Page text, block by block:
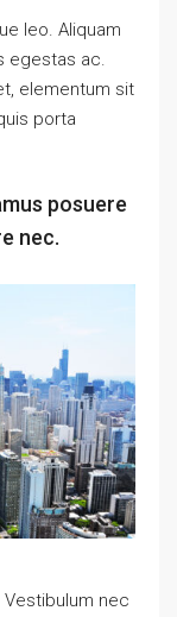
leo. Aliquam
egestas ac.
elementum sit
porta
posuere
nec.
nec